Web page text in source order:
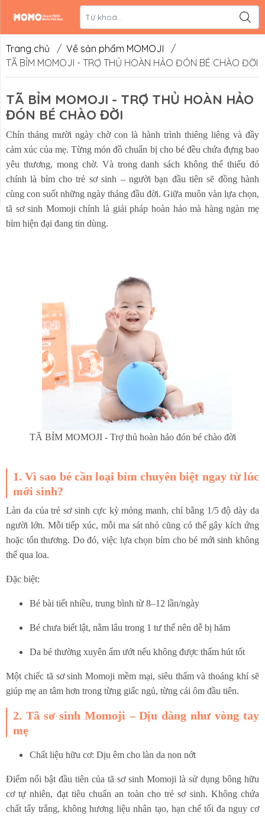
Liên hệ
Hệ thống đối
Trang chủ / Về sản phẩm MOMOJI
/
TÃ BỈM MOMOJI - TRỢ THỦ HOÀN HẢO ĐÓN BÉ CHÀO ĐỜI
TÃ BỈM MOMOJI - TRỢ THỦ HOÀN HẢO
ĐÓN BÉ CHÀO ĐỜI
Chín tháng mười ngày chờ con là hành trình thiêng liêng và đầy
cảm xúc của mẹ. Từng món đồ chuẩn bị cho bé đều chứa đựng bao
yêu thương, mong chờ. Và trong danh sách không thể thiếu đó
chính là bỉm cho trẻ sơ sinh – người bạn đầu tiên sẽ đồng hành
cùng con suốt những ngày tháng đầu đời. Giữa muôn vàn lựa chọn,
tã sơ sinh Momoji chính là giải pháp hoàn hảo mà hàng ngàn mẹ
bỉm hiện đại đang tin dùng.
TÃ BỈM MOMOJI - Trợ thủ hoàn hảo đón bé chào đời
1. Vì sao bé cần loại bỉm chuyên biệt ngay từ lúc
mới sinh?
Làn da của trẻ sơ sinh cực kỳ mỏng manh, chỉ bằng 1/5 độ dày da
người lớn. Mỗi tiếp xúc, mỗi ma sát nhỏ cũng có thể gây kích ứng
hoặc tổn thương. Do đó, việc lựa chọn bỉm cho bé mới sinh không
thể qua loa.
Đặc biệt:
Bé bài tiết nhiều, trung bình từ 8–12 lần/ngày
Bé chưa biết lật, nằm lâu trong 1 tư thế nên dễ bị hăm
Da bé thường xuyên ẩm ướt nếu không được thấm hút tốt
Một chiếc tã sơ sinh Momoji mềm mại, siêu thấm và thoáng khí sẽ
giúp mẹ an tâm hơn trong từng giấc ngủ, từng cái ôm đầu tiên.
2. Tã sơ sinh Momoji – Dịu dàng như vòng tay
mẹ
Chất liệu hữu cơ: Dịu êm cho làn da non nớt
Điểm nổi bật đầu tiên của tã sơ sinh Momoji là sử dụng bông hữu
cơ tự nhiên, đạt tiêu chuẩn an toàn cho trẻ sơ sinh. Không chứa
chất tẩy trắng, không hương liệu nhân tạo, hạn chế tối đa nguy cơ